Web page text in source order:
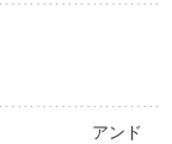
アンド